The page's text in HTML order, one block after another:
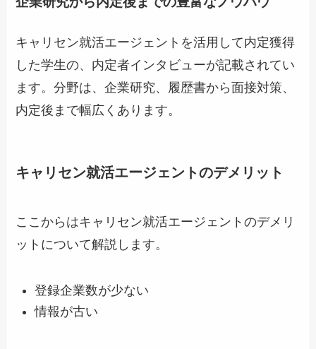
キャリセン就活エージェントを活用して内定獲得
した学生の、内定者インタビューが記載されてい
ます。分野は、企業研究、履歴書から面接対策、
内定後まで幅広くあります。
キャリセン就活エージェントのデメリット
ここからはキャリセン就活エージェントのデメリ
ットについて解説します。
登録企業数が少ない
情報が古い